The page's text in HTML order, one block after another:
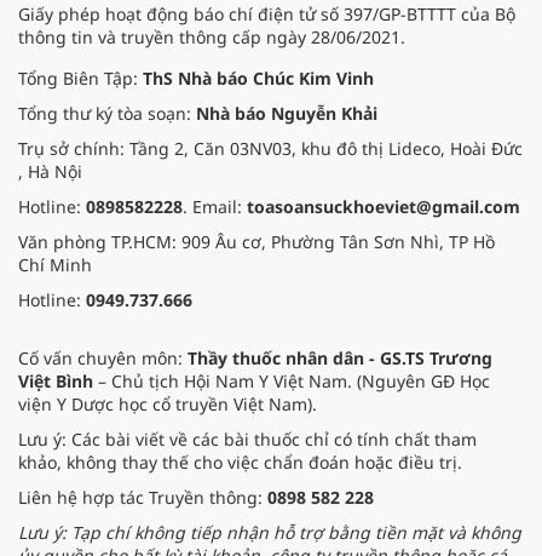
Giấy phép hoạt động báo chí điện tử số 397/GP-BTTTT của Bộ
thông tin và truyền thông cấp ngày 28/06/2021.
Tổng Biên Tập: ThS Nhà báo Chúc Kim Vinh
Tổng thư ký tòa soạn: Nhà báo Nguyễn Khải
Trụ sở chính: Tầng 2, Căn 03NV03, khu đô thị Lideco, Hoài Đức
, Hà Nội
Hotline: 0898582228. Email: toasoansuckhoeviet@gmail.com
Văn phòng TP.HCM: 909 Âu cơ, Phường Tân Sơn Nhì, TP Hồ
Chí Minh
Hotline: 0949.737.666
Cố vấn chuyên môn: Thầy thuốc nhân dân - GS.TS Trương
Việt Bình – Chủ tịch Hội Nam Y Việt Nam. (Nguyên GĐ Học
viện Y Dược học cổ truyền Việt Nam).
Lưu ý: Các bài viết về các bài thuốc chỉ có tính chất tham
khảo, không thay thế cho việc chẩn đoán hoặc điều trị.
Liên hệ hợp tác Truyền thông: 0898 582 228
Lưu ý: Tạp chí không tiếp nhận hỗ trợ bằng tiền mặt và không